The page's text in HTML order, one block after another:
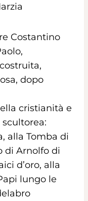
Costantino
dopo
cristianità e
alla Tomba di
di Arnolfo di
d’oro, alla
lungo le